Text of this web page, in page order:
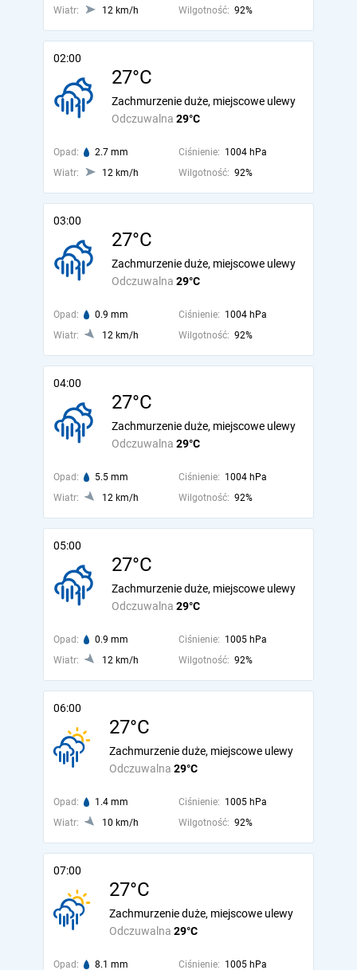
Wiatr:
12 km/h Wilgotność: 92%
02:00
27°C
Odczuwalna 29°C
Zachmurzenie duże, miejscowe ulewy
Opad: 2.7 mm Ciśnienie: 1004 hPa
Wiatr:
12 km/h Wilgotność: 92%
03:00
27°C
Odczuwalna 29°C
Zachmurzenie duże, miejscowe ulewy
Opad: 0.9 mm Ciśnienie: 1004 hPa
Wiatr:
12 km/h Wilgotność: 92%
04:00
27°C
Odczuwalna 29°C
Zachmurzenie duże, miejscowe ulewy
Opad: 5.5 mm Ciśnienie: 1004 hPa
Wiatr:
12 km/h Wilgotność: 92%
05:00
27°C
Odczuwalna 29°C
Zachmurzenie duże, miejscowe ulewy
Opad: 0.9 mm Ciśnienie: 1005 hPa
Wiatr:
12 km/h Wilgotność: 92%
06:00
27°C
Odczuwalna 29°C
Zachmurzenie duże, miejscowe ulewy
Opad: 1.4 mm Ciśnienie: 1005 hPa
Wiatr:
10 km/h Wilgotność: 92%
07:00
27°C
Odczuwalna 29°C
Zachmurzenie duże, miejscowe ulewy
Opad: 8.1 mm Ciśnienie: 1005 hPa